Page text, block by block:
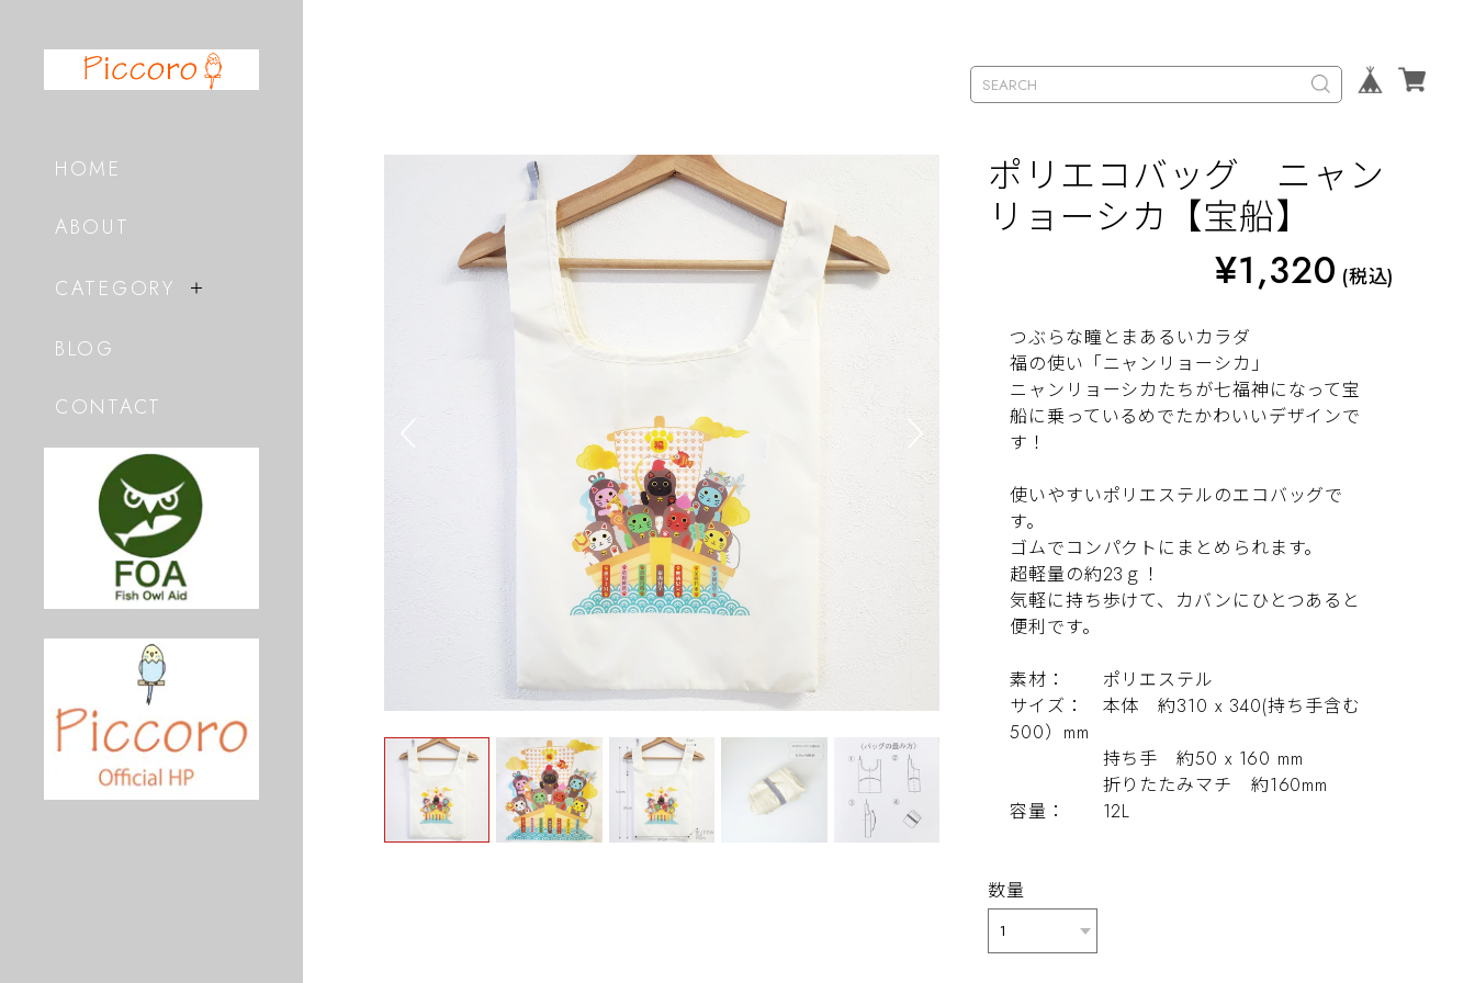
HOME
ABOUT
CATEGORY
BLOG
CONTACT
ポリエコバッグ ニャン
リョーシカ【宝船】
¥1,320 (税込)
つぶらな瞳とまあるいカラダ
福の使い「ニャンリョーシカ」
ニャンリョーシカたちが七福神になって宝
船に乗っているめでたかわいいデザインで
す！
使いやすいポリエステルのエコバッグで
す。
ゴムでコンパクトにまとめられます。
超軽量の約23ｇ！
気軽に持ち歩けて、カバンにひとつあると
便利です。
素材： ポリエステル
サイズ： 本体 約310 x 340(持ち手含む
500）mm
持ち手 約50 x 160 mm
折りたたみマチ 約160mm
容量： 12L
数量